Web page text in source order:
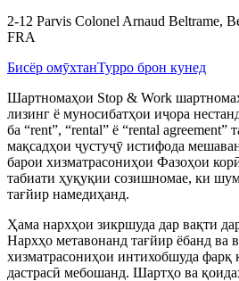
2-12 Parvis Colonel Arnaud Beltrame,
FRA
Бисёр омӯхтанТурро брон кунед
Шартномаҳои Stop & Work
лизинг ё муносибатҳои иҷора
ба “rent”, “rental” ё “rental agreement”
мақсадҳои ҷустуҷӯ истифода
барои хизматрасониҳои Фазоҳои
табиати ҳуқуқии созишномае, ки
тағйир намедиҳанд.
Ҳама нархҳои зикршуда дар вақти
Нархҳо метавонанд тағйир ёбанд ва
хизматрасониҳои интихобшуда фарқ
дастрасӣ мебошанд. Шартҳо ва